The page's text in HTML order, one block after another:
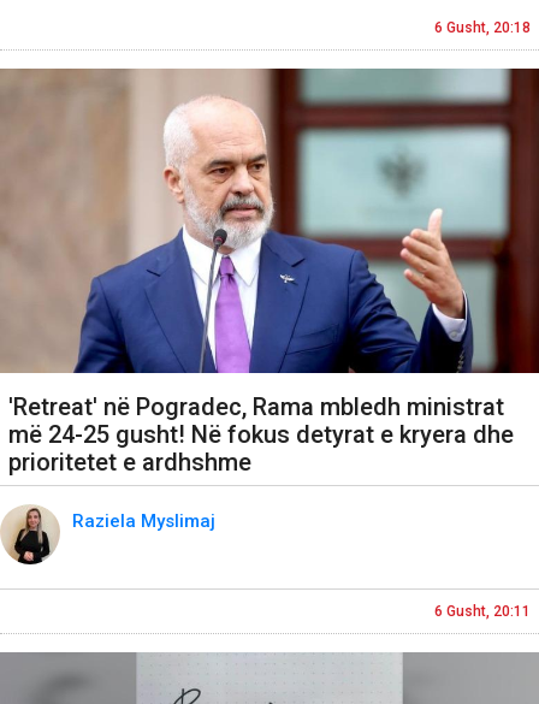
6 Gusht, 20:18
'Retreat' në Pogradec, Rama mbledh ministrat
më 24-25 gusht! Në fokus detyrat e kryera dhe
prioritetet e ardhshme
Raziela Myslimaj
6 Gusht, 20:11